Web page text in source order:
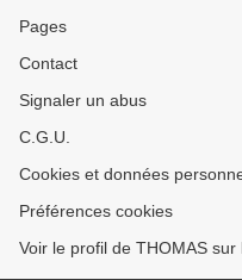
Pages
Contact
Signaler un abus
C.G.U.
Cookies et données
Préférences cookies
Voir le profil de THOMAS